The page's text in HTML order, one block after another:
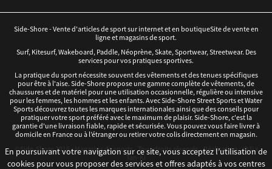
Side-Shore - Vente d'articles de sport sur internet et en boutiqueSite de vente en
ligne et magasins de sport.
Surf, Kitesurf, Wakeboard, Paddle, Néoprène, Skate, Sportwear, Streetwear. Des
services pour vos pratiques sportives.
La pratique du sport nécessite souvent des vêtements et des tenues spécifiques
pour être à l'aise. Side-Shore propose une gamme complète de vêtements, de
chaussures et de matériel pour une utilisation occasionnelle, régulière ou intensive
pour les femmes, les hommes et les enfants. Avec Side-Shore Street Sports et Water
Sports découvrez toutes les marques internationales ainsi que des conseils pour
pratiquer votre sport préféré avec le maximum de plaisir. Side-Shore, c'est la
garantie d'une livraison fiable, rapide et sécurisée. Vous pouvez vous faire livrer à
domicile en France ou à l’étranger ou retirer votre colis directement en magasin.
©Side-Shore 2016 - Magasins de sports - Tous droits réservés - Réalisation :iD3ix
Tan-Ki
En poursuivant votre navigation sur ce site, vous acceptez l’utilisation de
cookies pour vous proposer des services et offres adaptés à vos centres